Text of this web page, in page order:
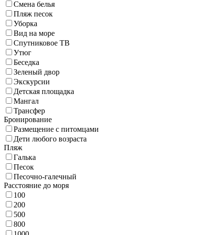
Смена белья
Пляж песок
Уборка
Вид на море
Спутниковое ТВ
Утюг
Беседка
Зеленый двор
Экскурсии
Детская площадка
Мангал
Трансфер
Бронирование
Размещение с питомцами
Дети любого возраста
Пляж
Галька
Песок
Песочно-галечный
Расстояние до моря
100
200
500
800